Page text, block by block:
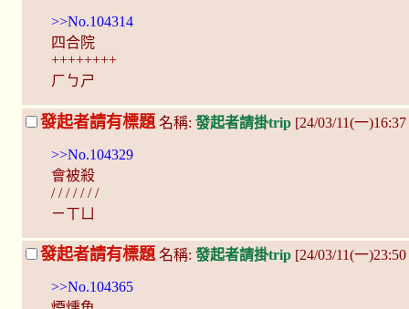
>>No.104314
四合院
++++++++
ㄏㄅㄕ
發起者請有標題 名稱: 發起者請掛trip [24/03/11(一
>>No.104329
會被殺
/ / / / / / /
ㄧㄒㄩ
發起者請有標題名稱: 發起者請掛trip [24/03/11(一
>>No.104365